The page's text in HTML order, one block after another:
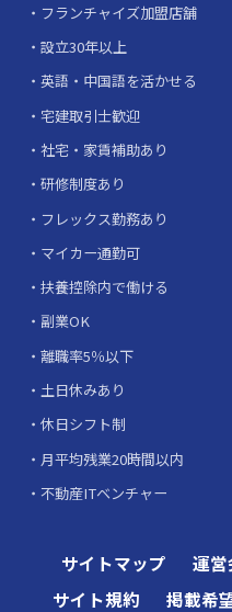
フランチャイズ加盟店舗
設立30年以上
英語・中国語を活かせる
宅建取引士歓迎
社宅・家賃補助あり
研修制度あり
フレックス勤務あり
マイカー通勤可
扶養控除内で働ける
副業OK
離職率5％以下
土日休みあり
休日シフト制
月平均残業20時間以内
不動産ITベンチャー
サイトマップ 運営
サイト規約
掲載希